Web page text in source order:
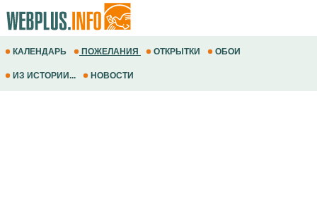
КАЛЕНДАРЬ ПОЖЕЛАНИЯ ОТКРЫТКИ ОБОИ
ИЗ ИСТОРИИ... НОВОСТИ